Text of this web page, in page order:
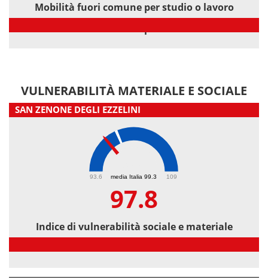
Mobilità fuori comune per studio o lavoro
VULNERABILITÀ MATERIALE E SOCIALE
SAN ZENONE DEGLI EZZELINI
media Italia 99.3
93.6 109
97.8
Indice di vulnerabilità sociale e materiale